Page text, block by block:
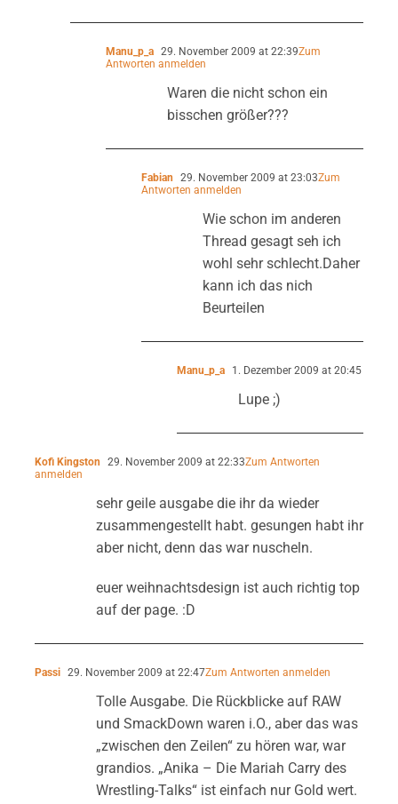
Manu_p_a 29. November 2009 at 22:39Zum
Antworten anmelden
Waren die nicht schon ein
bisschen größer???
Fabian 29. November 2009 at 23:03Zum
Antworten anmelden
Wie schon im anderen
Thread gesagt seh ich
wohl sehr schlecht.Daher
kann ich das nich
Beurteilen
Manu_p_a 1. Dezember 2009 at 20:45
Lupe ;)
Kofi Kingston 29. November 2009 at 22:33Zum Antworten
anmelden
sehr geile ausgabe die ihr da wieder
zusammengestellt habt. gesungen habt ihr
aber nicht, denn das war nuscheln.
euer weihnachtsdesign ist auch richtig top
auf der page. :D
Passi 29. November 2009 at 22:47Zum Antworten anmelden
Tolle Ausgabe. Die Rückblicke auf RAW
und SmackDown waren i.O., aber das was
„zwischen den Zeilen“ zu hören war, war
grandios. „Anika – Die Mariah Carry des
Wrestling-Talks“ ist einfach nur Gold wert.